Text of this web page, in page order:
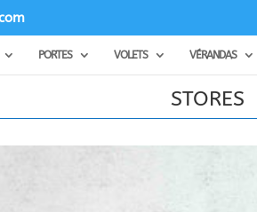
PORTES VOLETS VÉRANDAS
STORES